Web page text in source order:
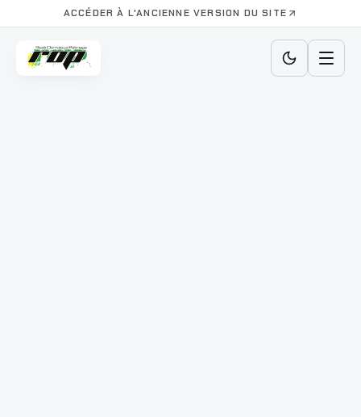
ACCÉDER À L'ANCIENNE VERSION DU SITE